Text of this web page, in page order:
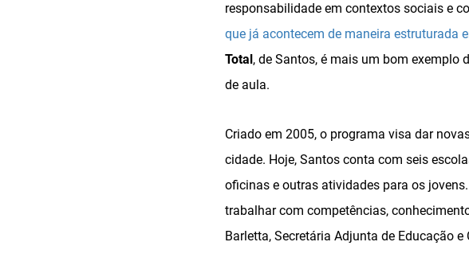
responsabilidade em contextos sociais e
que já acontecem de maneira estruturada
Total, de Santos, é mais um bom
de aula.
Criado em 2005, o programa visa dar
cidade. Hoje, Santos conta com seis
oficinas e outras atividades para os
trabalhar com competências,
Barletta, Secretária Adjunta de Educação